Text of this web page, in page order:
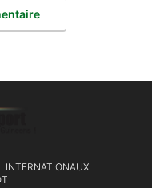
INTERNATIONAUX